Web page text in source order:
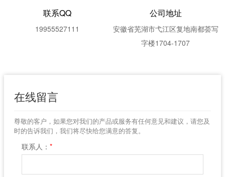
联系QQ
19955527111
公司地址
安徽省芜湖市弋江区复地南都荟写
字楼1704-1707
在线留言
尊敬的客户，如果您对我们的产品或服务有任何意见和建议，请您及
时的告诉我们，我们将尽快给您满意的答复。
联系人： *